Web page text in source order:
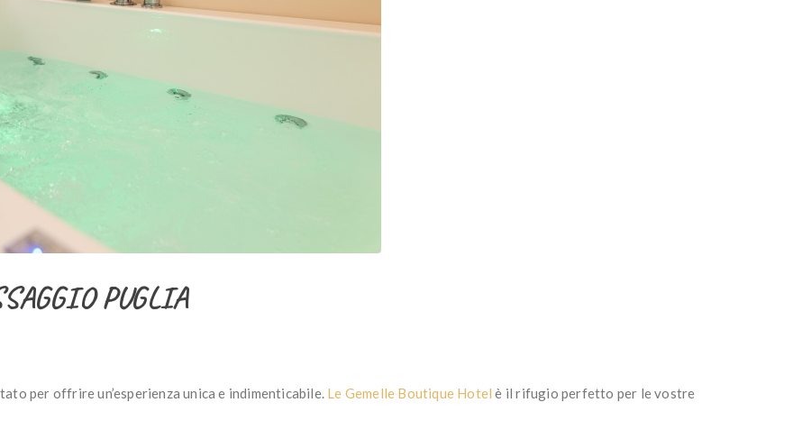
PUGLIA
per offrire un’esperienza unica e indimenticabile. Le Gemelle Boutique Hotel è il rifugio perfetto per le vostre